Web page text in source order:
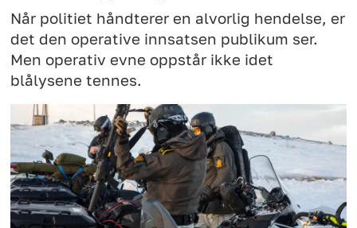
Når politiet håndterer en alvorlig hendelse, er
det den operative innsatsen publikum ser.
Men operativ evne oppstår ikke idet
blålysene tennes.